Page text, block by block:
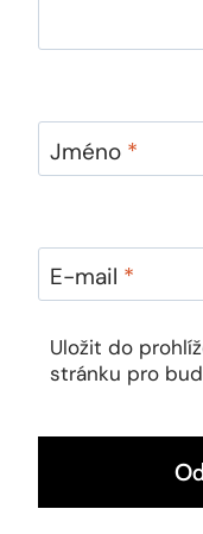
Jméno *
E-mail *
Uložit do
stránku pro